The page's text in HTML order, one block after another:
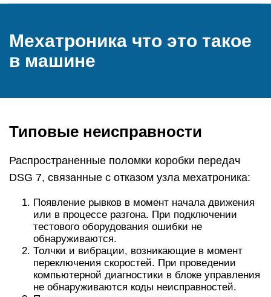
Мехатроника что это такое
в машине
Типовые неисправности
Распространенные поломки коробки передач
DSG 7, связанные с отказом узла мехатроника:
Появление рывков в момент начала движения
или в процессе разгона. При подключении
тестового оборудования ошибки не
обнаруживаются.
Толчки и вибрации, возникающие в момент
переключения скоростей. При проведении
компьютерной диагностики в блоке управления
не обнаруживаются коды неисправностей.